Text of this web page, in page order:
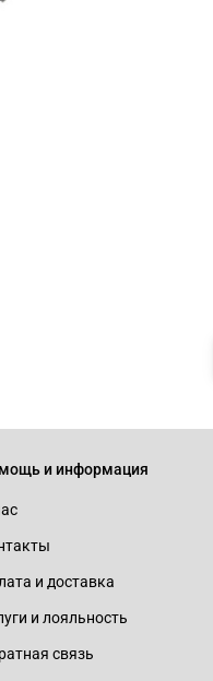
и информация
и доставка
и лояльность
связь